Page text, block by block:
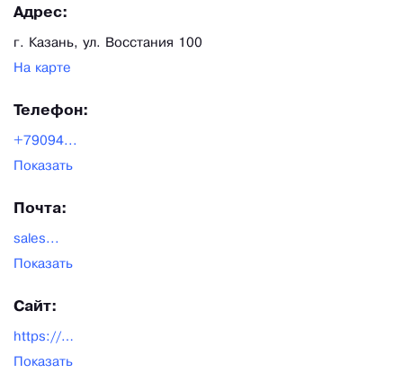
Адрес:
г. Казань, ул. Восстания 100
На карте
Телефон:
+79094...
Показать
Почта:
sales...
Показать
Сайт:
https://pridecaraudio.com/
Показать